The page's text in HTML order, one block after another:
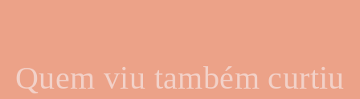
Quem viu também curtiu